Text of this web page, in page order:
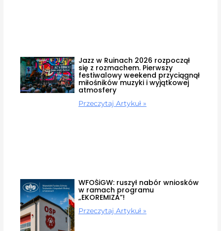
Jazz w Ruinach 2026 rozpoczął
się z rozmachem. Pierwszy
festiwalowy weekend przyciągnął
miłośników muzyki i wyjątkowej
atmosfery
Przeczytaj Artykuł »
WFOŚiGW: ruszył nabór wniosków
w ramach programu
„EKOREMIZA”!
Przeczytaj Artykuł »